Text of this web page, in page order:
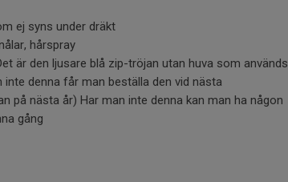
ej syns under dräkt
hårspray
är den ljusare blå zip-tröjan utan huva som används
inte denna får man beställa den vid nästa
på nästa år) Har man inte denna kan man ha någon
gång